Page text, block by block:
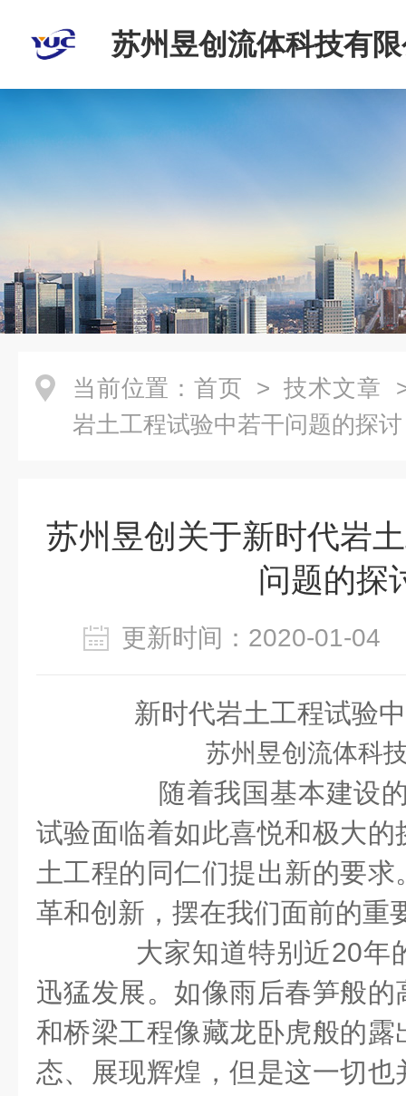
苏州昱创流体科技有
当前位置： 首页 > 技术文章
岩土工程试验中若干问题的探讨
苏州昱创关于新时代岩
问题的探
更新时间：2020-01-
新时代岩土工程试验
苏州昱创流体科
随着我国基本建设的*
试验面临着如此喜悦和极大
土工程的同仁们提出新的要
革和创新，摆在我们面前的重
大家知道特别近20年
迅猛发展。如像雨后春笋般
和桥梁工程像藏龙卧虎般的
态、展现辉煌，但是这一切